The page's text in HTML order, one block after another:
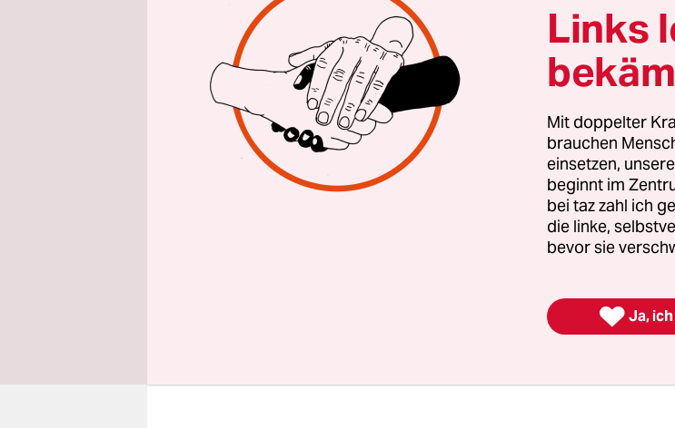
Plakat aufgestellt hat.
Vampirzähne, Hitlerbärte, verfremdete
Kreativität nicht gefeit.
Viele lassen mit
manche nutzen ihre künstlerische Ader,
verbreiten. Hinter einigen
Links
Mit doppelter
brauchen
einsetzen,
beginnt im
bei taz zahl ich
die linke,
bevor sie
 Ja,